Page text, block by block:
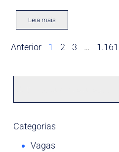
Leia mais
Anterior 1 2 3 … 1.161
Categorias
Vagas